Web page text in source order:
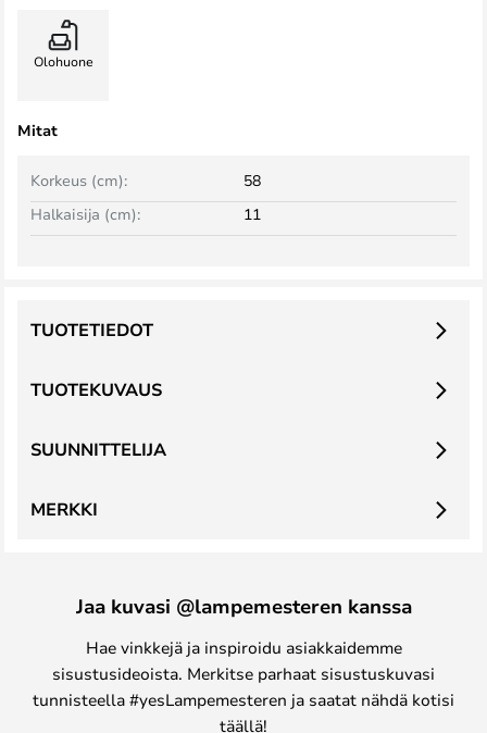
Olohuone
Mitat
Korkeus (cm):
58
Halkaisija (cm):
11
TUOTEKUVAUS
TUOTETIEDOT
SUUNNITTELIJA
MERKKI
Jaa kuvasi @lampemesteren kanssa
Hae vinkkejä ja inspiroidu asiakkaidemme
sisustusideoista. Merkitse parhaat sisustuskuvasi
tunnisteella #yesLampemesteren ja saatat nähdä kotisi
täällä!